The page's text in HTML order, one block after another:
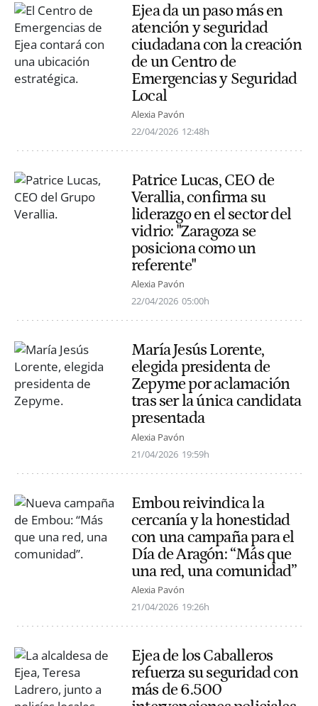
Ejea da un paso más en
atención y seguridad
ciudadana con la creación
de un Centro de
Emergencias y Seguridad
Local
Alexia Pavón
22/04/2026 12:48h
Patrice Lucas, CEO de
Verallia, confirma su
liderazgo en el sector del
vidrio: "Zaragoza se
posiciona como un
referente"
Alexia Pavón
22/04/2026 05:00h
María Jesús Lorente,
elegida presidenta de
Zepyme por aclamación
tras ser la única candidata
presentada
Alexia Pavón
21/04/2026 19:59h
Embou reivindica la
cercanía y la honestidad
con una campaña para el
Día de Aragón: “Más que
una red, una comunidad”
Alexia Pavón
21/04/2026 19:26h
Ejea de los Caballeros
refuerza su seguridad con
más de 6.500